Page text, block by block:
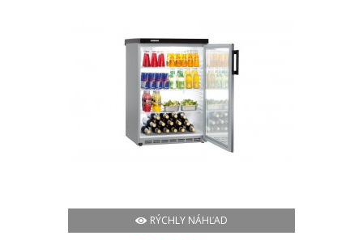
RÝCHLY NÁHĽAD